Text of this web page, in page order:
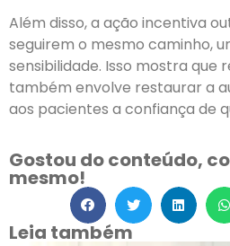
Além disso, a ação incentiva
seguirem o mesmo caminho,
sensibilidade. Isso mostra que
também envolve restaurar a
aos pacientes a confiança de
Gostou do conteúdo,
mesmo!
Leia também